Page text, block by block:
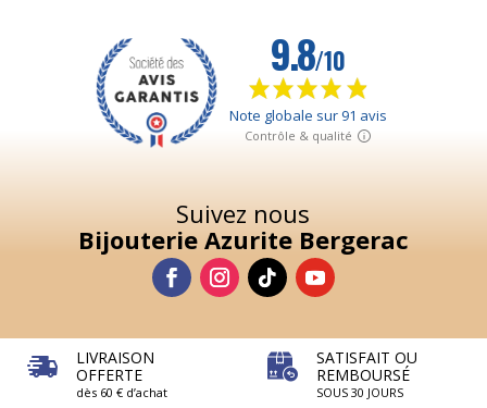
Suivez nous
Bijouterie Azurite Bergerac
LIVRAISON
OFFERTE
dès 60 € d’achat
SATISFAIT OU
REMBOURSÉ
SOUS 30 JOURS